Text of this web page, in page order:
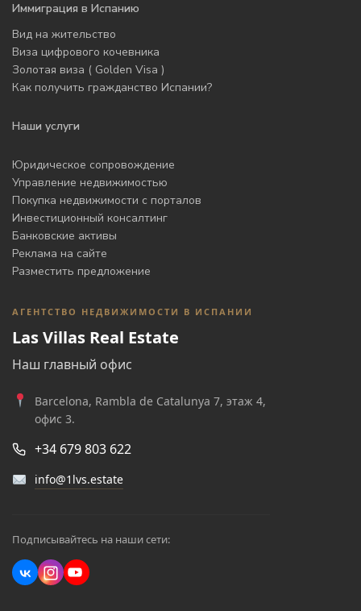
Иммиграция в Испанию
Вид на жительство
Виза цифрового кочевника
Золотая виза ( Golden Visa )
Как получить гражданство Испании?
Наши услуги
Юридическое сопровождение
Управление недвижимостью
Покупка недвижимости с порталов
Инвестиционный консалтинг
Банковские активы
Реклама на сайте
Разместить предложение
АГЕНТСТВО НЕДВИЖИМОСТИ В ИСПАНИИ
Las Villas Real Estate
Наш главный офис
Barcelona, Rambla de Catalunya 7, этаж 4,
офис 3.
+34 679 803 622
info@1lvs.estate
Подписывайтесь на наши сети: